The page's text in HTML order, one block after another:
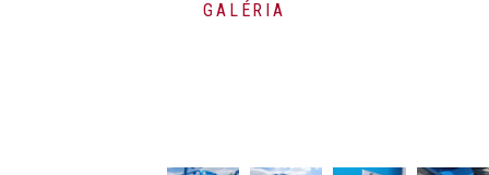
GALÉRIA